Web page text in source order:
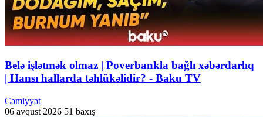
Belə işlətmək olmaz | Poverbankla bağlı xəbərdarlıq
| Hansı hallarda təhlükəlidir? - Baku TV
Cəmiyyət
06 avqust 2026 51 baxış